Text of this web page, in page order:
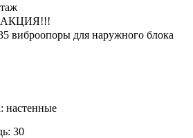
АКЦИЯ!!!
виброопоры для наружного блока
настенные
30